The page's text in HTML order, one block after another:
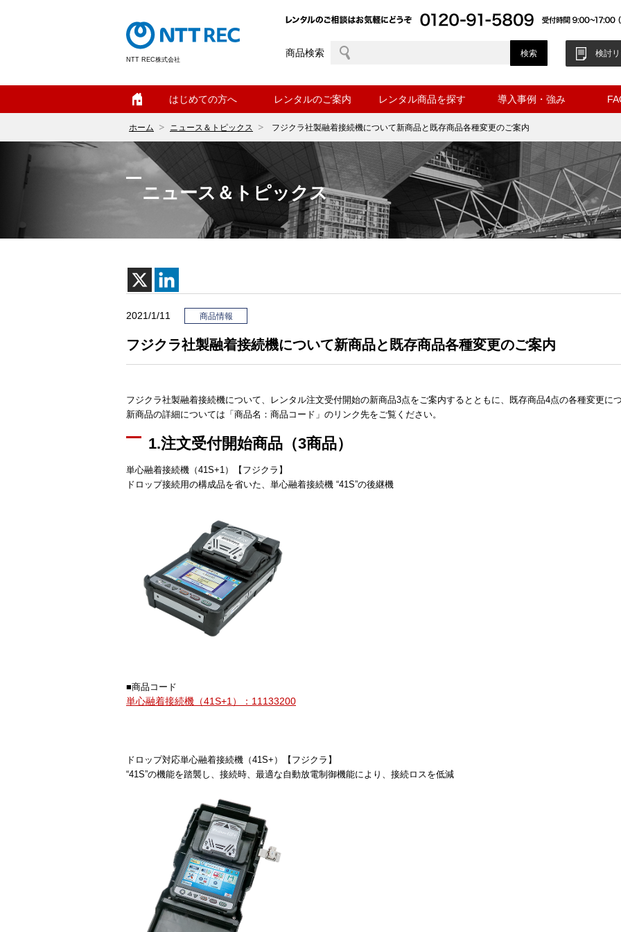
NTT REC株式会社
商品検索 検討リ
はじめての方へ レンタルのご案内 レンタル商品を探す 導入事例・強み
ホーム ニュース＆トピックス フジクラ社製融着接続機について新商品と既存商品各種変更のご案内
ニュース＆トピックス
2021/1/11 商品情報
フジクラ社製融着接続機について新商品と既存商品各種変更のご案内
フジクラ社製融着接続機について、レンタル注文受付開始の新商品3点をご案内するとともに、既存商品4点の各種変更に
新商品の詳細については「商品名：商品コード」のリンク先をご覧ください。
1.注文受付開始商品（3商品）
単心融着接続機（41S+1）【フジクラ】
ドロップ接続用の構成品を省いた、単心融着接続機 “41S”の後継機
■商品コード
単心融着接続機（41S+1）：11133200
ドロップ対応単心融着接続機（41S+）【フジクラ】
“41S”の機能を踏襲し、接続時、最適な自動放電制御機能により、接続ロスを低減